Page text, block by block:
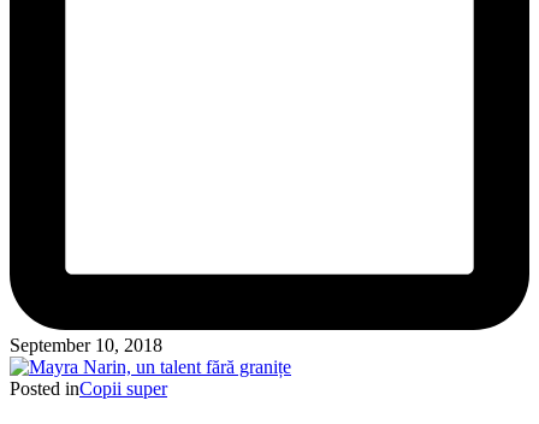
September 10, 2018
Posted inCopii super